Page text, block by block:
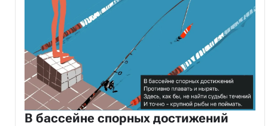
В бассейне спорных достижений